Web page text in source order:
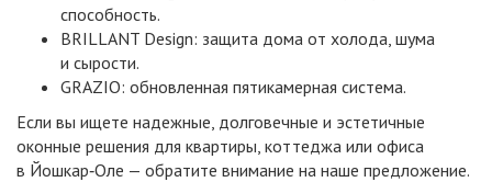
способность.
BRILLANT Design: защита дома от холода, шума
и сырости.
GRAZIO: обновленная пятикамерная система.
Если вы ищете надежные, долговечные и эстетичные
оконные решения для квартиры, коттеджа или офиса
в Йошкар‑Оле — обратите внимание на наше предложение.